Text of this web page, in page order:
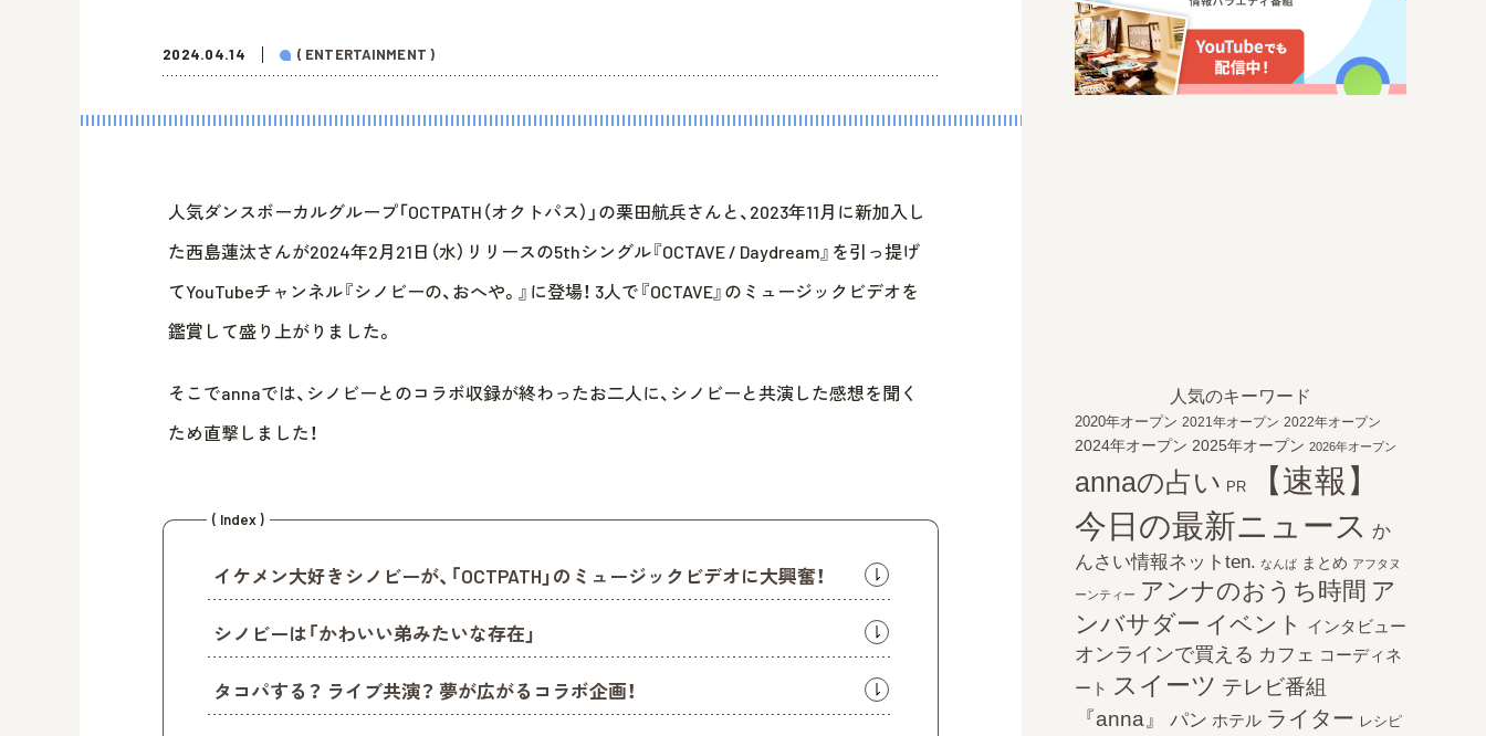
2024.04.14 ( ENTERTAINMENT )
人気ダンスボーカルグループ「OCTPATH（オクトパス）」の栗田航兵さんと、2023年11月に新加入し
た西島蓮汰さんが2024年2月21日（水）リリースの5thシングル『OCTAVE / Daydream』を引っ提げ
てYouTubeチャンネル『シノビーの、おへや。』に登場！ 3人で『OCTAVE』のミュージックビデオを
鑑賞して盛り上がりました。
そこでannaでは、シノビーとのコラボ収録が終わったお二人に、シノビーと共演した感想を聞く
ため直撃しました！
( Index )
イケメン大好きシノビーが、「OCTPATH」のミュージックビデオに大興奮！
シノビーは「かわいい弟みたいな存在」
タコパする？ ライブ共演？ 夢が広がるコラボ企画！
人気のキーワード
2020年オープン 2021年オープン 2022年オープン
2024年オープン 2025年オープン 2026年オープン
annaの占い PR
【速報】
今日の最新ニュース か
んさい情報ネットten. なんば まとめ アフタヌ
ーンティー アンナのおうち時間 ア
ンバサダー イベント インタビュー
オンラインで買える カフェ コーディネ
ート
スイーツ テレビ番組
『anna』
パン ホテル ライター レシピ